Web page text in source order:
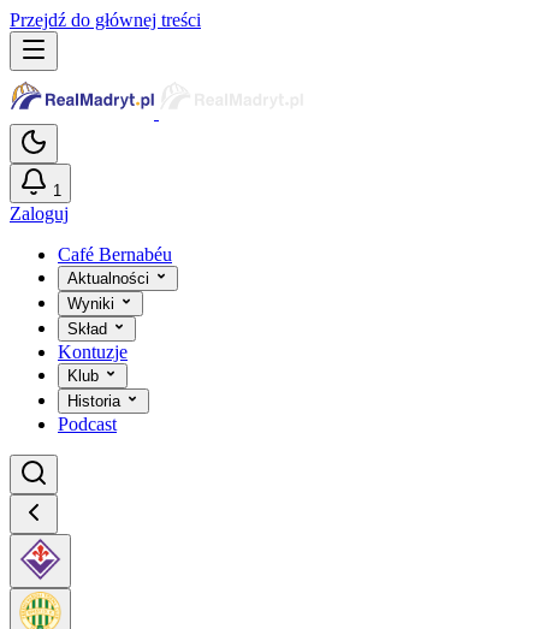
Przejdź do głównej treści
1
Zaloguj
Café Bernabéu
Aktualności
Wyniki
Skład
Kontuzje
Klub
Historia
Podcast